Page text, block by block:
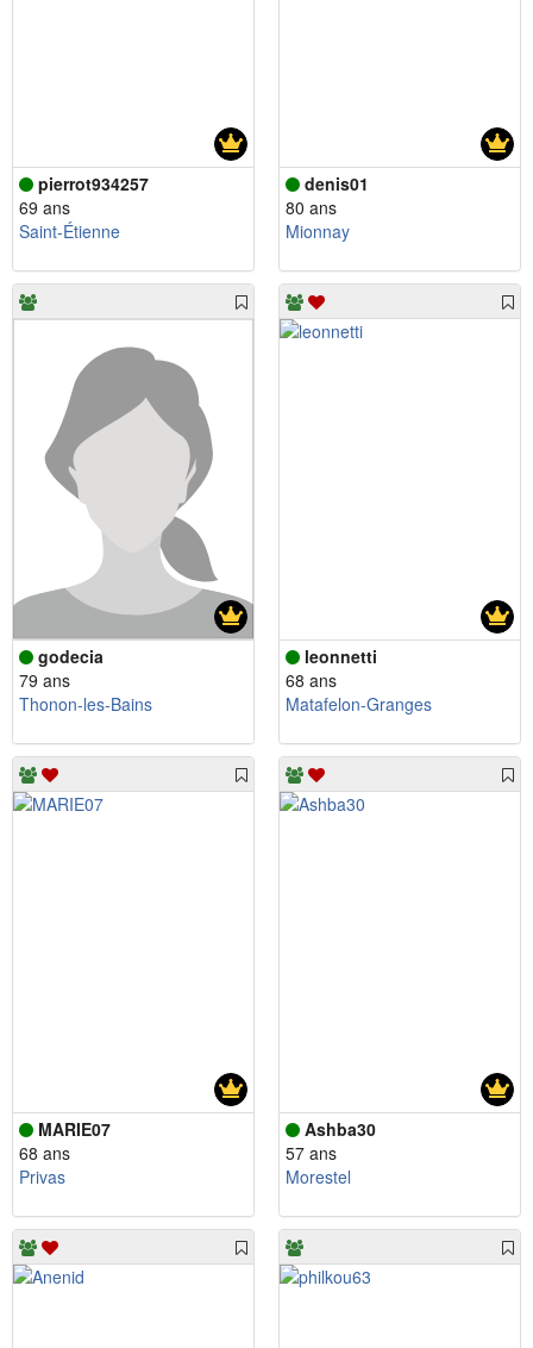
pierrot934257
69 ans
Saint-Étienne
denis01
80 ans
Mionnay
godecia
79 ans
Thonon-les-Bains
leonnetti
68 ans
Matafelon-Granges
MARIE07
68 ans
Privas
Ashba30
57 ans
Morestel